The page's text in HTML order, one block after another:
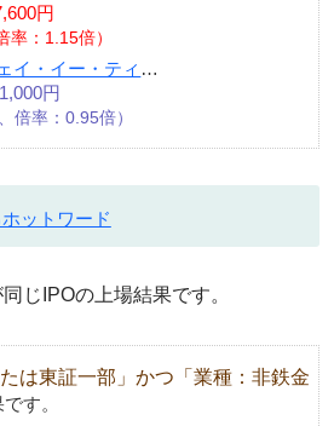
円
率：1.15倍）
イ・イー・ティ …
円
倍率：0.95倍）
ットワード
じIPOの上場結果です。
は東証一部」かつ「業種：非鉄金
す。